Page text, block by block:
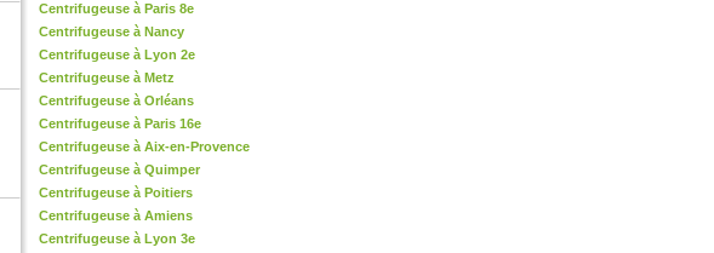
Centrifugeuse à Paris 8e
Centrifugeuse à Nancy
Centrifugeuse à Lyon 2e
Centrifugeuse à Metz
Centrifugeuse à Orléans
Centrifugeuse à Paris 16e
Centrifugeuse à Aix-en-Provence
Centrifugeuse à Quimper
Centrifugeuse à Poitiers
Centrifugeuse à Amiens
Centrifugeuse à Lyon 3e